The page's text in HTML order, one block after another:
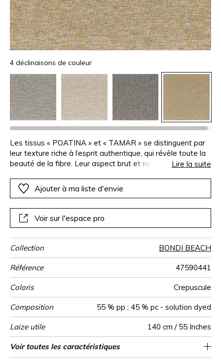
4 déclinaisons de couleur
Les tissus « POATINA » et « TAMAR » se distinguent par
leur texture riche à l’esprit authentique, qui révèle toute la
beauté de la fibre. Leur aspect brut et naturel évoque un
caractère affirmé.
Lire la suite
Ajouter à ma liste d'envie
Voir sur l'espace pro
Collection BONDI BEACH
Référence 47590441
Coloris Crepuscule
Composition 55 % pp ; 45 % pc - solution dyed
Laize utile 140 cm / 55 Inches
Raccord Raccord libre
Test
Martindale
40000
Usage
martindale
Siège à usage intensif : >40,000 cycles
(Martindale) et/ou >30,000 doubles rubs
Wyzenbeek 70000
Sens De large
Poids g/m² 700
Usage
Entretien
Pays d'origine Turquie
Caractéristiques
Outdoor
Séchage rapide
Imperméable à l’eau et à l’huile
Voir toutes les caractéristiques